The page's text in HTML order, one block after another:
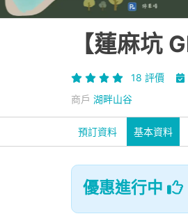
【蓮麻坑
18 評價
商戶 湖畔山谷
預訂資料 基本資料
優惠進行中